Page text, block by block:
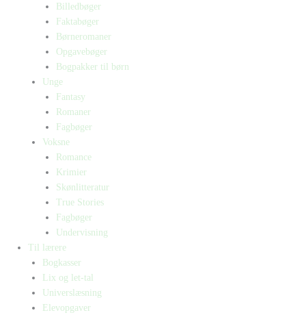
Billedbøger
Faktabøger
Børneromaner
Opgavebøger
Bogpakker til børn
Unge
Fantasy
Romaner
Fagbøger
Voksne
Romance
Krimier
Skønlitteratur
True Stories
Fagbøger
Undervisning
Til lærere
Bogkasser
Lix og let-tal
Universlæsning
Elevopgaver